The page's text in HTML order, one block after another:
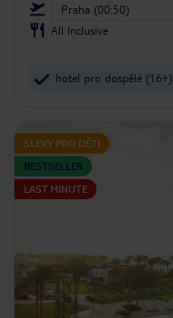
Praha (00:50)
All Inclusive
hotel pro dospělé (16+)
SLEVY PRO DĚTI
BESTSELLER
LAST MINUTE